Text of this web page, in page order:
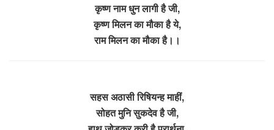
कृष्ण नाम धुन लागी है जी,
कृष्ण मिलन का मौका है ये,
राम मिलन का मौका है।।
सहस अठासी रिषियन्ह माहीं,
सोहत मुनि सुकदेव है जी,